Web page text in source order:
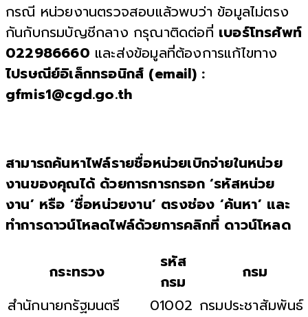
กรณี หน่วยงานตรวจสอบแล้วพบว่า ข้อมูลไม่ตรง
กันกับกรมบัญชีกลาง กรุณาติดต่อที่ เบอร์โทรศัพท์
022986660 และส่งข้อมูลที่ต้องการแก้ไขทาง
ไปรษณีย์อิเล็กทรอนิกส์ (email) :
gfmis1@cgd.go.th
สามารถค้นหาไฟล์รายชื่อหน่วยเบิกจ่ายในหน่วย
งานของคุณได้ ด้วยการการกรอก ‘รหัสหน่วย
งาน’ หรือ ‘ชื่อหน่วยงาน’ ตรงช่อง ‘ค้นหา’ และ
ทำการดาวน์โหลดไฟล์ด้วยการคลิกที่ ดาวน์โหลด
กระทรวง
รหัส
กรม
กรม
สำนักนายกรัฐมนตรี
01002 กรมประชาสัมพันธ์